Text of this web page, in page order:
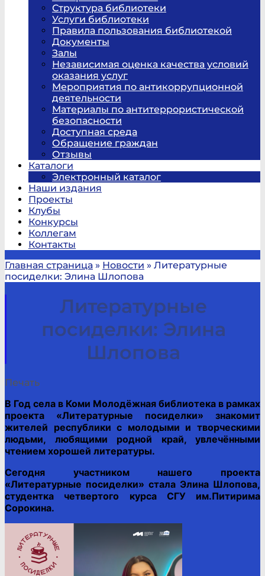
Структура библиотеки
Услуги библиотеки
Правила пользования библиотекой
Документы
Залы
Независимая оценка качества условий
оказания услуг
Мероприятия по антикоррупционной
деятельности
Материалы по антитеррористической
безопасности
Доступная среда
Обращение граждан
Отзывы
Каталоги
Электронный каталог
Наши издания
Проекты
Клубы
Конкурсы
Коллегам
Контакты
Главная страница » Новости » Литературные
посиделки: Элина Шлопова
Литературные
посиделки: Элина
Шлопова
Печать
В Год села в Коми Молодёжная библиотека в рамках
проекта «Литературные посиделки» знакомит
жителей республики с молодыми и творческими
людьми, любящими родной край, увлечёнными
чтением хорошей литературы.
Сегодня участником нашего проекта
«Литературные посиделки» стала Элина Шлопова,
студентка четвертого курса СГУ им.Питирима
Сорокина.